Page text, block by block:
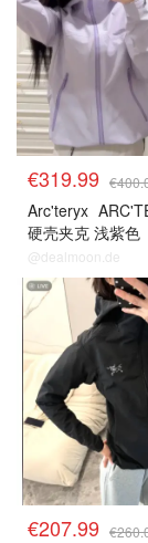
€319.99
Arc'teryx
硬壳夹克 浅紫色
@dealmoon.de
€207.99